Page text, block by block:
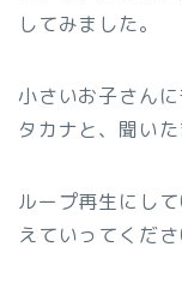
してみました。
小さいお子さん
タカナと、聞い
ループ再生にし
えていってくださ